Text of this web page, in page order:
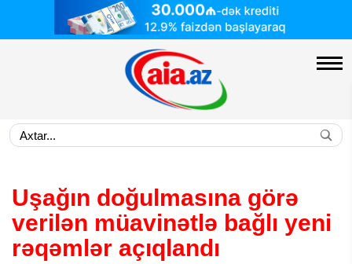
Uşağın doğulmasına görə
verilən müavinətlə bağlı yeni
rəqəmlər açıqlandı